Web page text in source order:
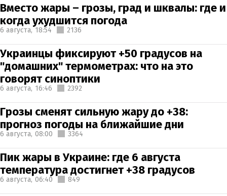
Вместо жары – грозы, град и шквалы: где и
когда ухудшится погода
6 августа, 18:54 2136
Украинцы фиксируют +50 градусов на
"домашних" термометрах: что на это
говорят синоптики
6 августа, 16:46 2392
Грозы сменят сильную жару до +38:
прогноз погоды на ближайшие дни
6 августа, 08:00 3364
Пик жары в Украине: где 6 августа
температура достигнет +38 градусов
6 августа, 06:40 849